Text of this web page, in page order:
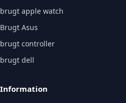
brugt apple watch
Brugt Asus
brugt controller
brugt dell
Information